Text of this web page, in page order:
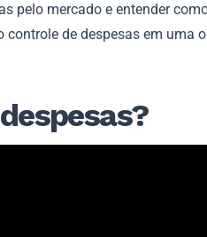
pelo mercado e entender
de despesas em uma